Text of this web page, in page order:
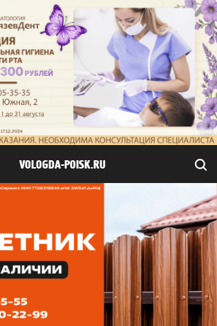
VOLOGDA-POISK.RU